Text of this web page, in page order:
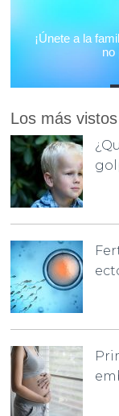
Los más vistos